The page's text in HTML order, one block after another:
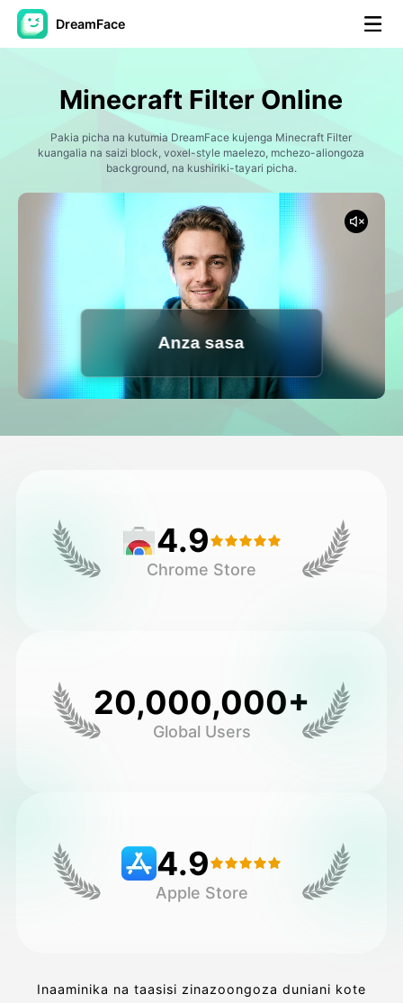
DreamFace
Video ya Avatar
Video ya AI
Angalia zana zote
Mifano
Picha
Vifaa Vingine
Galerii
Minecraft Filter Online
Pakia picha na kutumia DreamFace kujenga Minecraft Filter
kuangalia na saizi block, voxel-style maelezo, mchezo-aliongoza
background, na kushiriki-tayari picha.
Anza sasa
4.9
Chrome Store
20,000,000+
Global Users
4.9
Apple Store
Inaaminika na taasisi zinazoongoza duniani kote